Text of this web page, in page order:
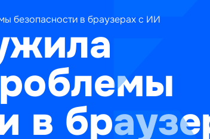
безопасности в браузерах с ИИ
в